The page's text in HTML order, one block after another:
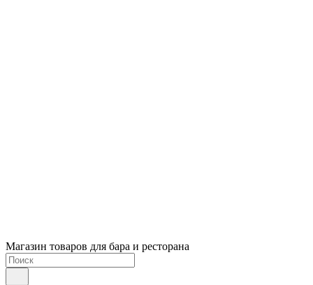
Магазин товаров для бара и ресторана